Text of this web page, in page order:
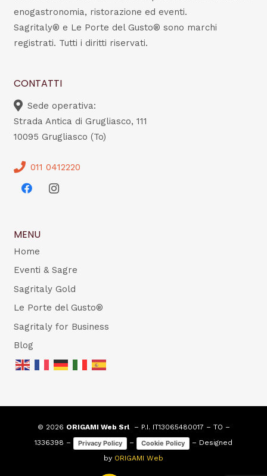
enogastronomia, ristorazione ed eventi.
Sagritaly® e Le Porte del Gusto® sono marchi
registrati. Tutti i diritti riservati.
CONTATTI
Sede operativa:
Strada Antica di Grugliasco, 111
10095 Grugliasco (To)
011 0412220
MENU
Home
Eventi & Sagre
Sagritaly Gold
Le Porte del Gusto®
Sagritaly for Business
Blog
© 2026 ORIGAMI Web Srl– P.I. IT13065480017 – TO –
1336398 –
Privacy Policy – Cookie Policy
– Designed
by ORIGAMI Web